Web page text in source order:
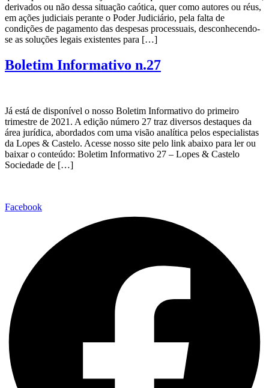
derivados ou não dessa situação caótica, quer como autores ou réus,
em ações judiciais perante o Poder Judiciário, pela falta de
condições de pagamento das despesas processuais, desconhecendo-
se as soluções legais existentes para […]
Boletim Informativo n.27
Já está de disponível o nosso Boletim Informativo do primeiro
trimestre de 2021. A edição número 27 traz diversos destaques da
área jurídica, abordados com uma visão analítica pelos especialistas
da Lopes & Castelo. Acesse nosso site pelo link abaixo para ler ou
baixar o conteúdo: Boletim Informativo 27 – Lopes & Castelo
Sociedade de […]
Facebook